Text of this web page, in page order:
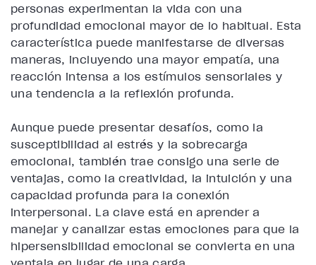
personas experimentan la vida con una
profundidad emocional mayor de lo habitual. Esta
característica puede manifestarse de diversas
maneras, incluyendo una mayor empatía, una
reacción intensa a los estímulos sensoriales y
una tendencia a la reflexión profunda.
Aunque puede presentar desafíos, como la
susceptibilidad al estrés y la sobrecarga
emocional, también trae consigo una serie de
ventajas, como la creatividad, la intuición y una
capacidad profunda para la conexión
interpersonal. La clave está en aprender a
manejar y canalizar estas emociones para que la
hipersensibilidad emocional se convierta en una